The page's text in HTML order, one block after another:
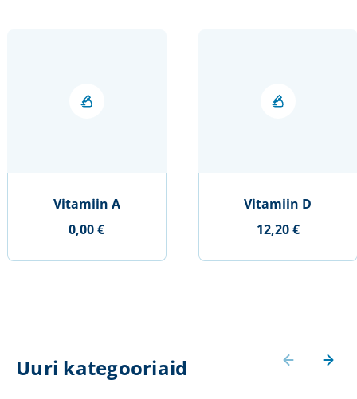
Vitamiin A
0,00 €
Vitamiin D
12,20 €
Uuri kategooriaid